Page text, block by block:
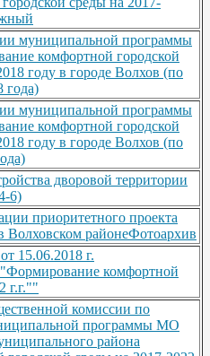
муниципальной программы
комфортной городской
году в городе Волхов (по
года)
муниципальной программы
комфортной городской
году в городе Волхов (по
дворовой территории
6)
приоритетного проекта
Волховском районеФотоархив
15.06.2018 г.
комфортной
г.г.""
комиссии по
программы МО
района